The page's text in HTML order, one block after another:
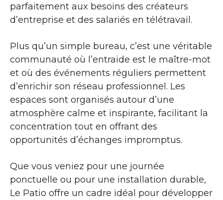
parfaitement aux besoins des créateurs
d’entreprise et des salariés en télétravail.
Plus qu’un simple bureau, c’est une véritable
communauté où l’entraide est le maître-mot
et où des événements réguliers permettent
d’enrichir son réseau professionnel. Les
espaces sont organisés autour d’une
atmosphère calme et inspirante, facilitant la
concentration tout en offrant des
opportunités d’échanges impromptus.
Que vous veniez pour une journée
ponctuelle ou pour une installation durable,
Le Patio offre un cadre idéal pour développer